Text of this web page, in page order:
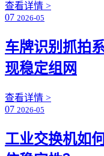
查看详情 >
07 2026-05
车牌识别抓拍
现稳定组网
查看详情 >
07 2026-05
工业交换机如